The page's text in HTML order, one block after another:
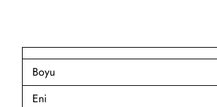
Boyu
Eni